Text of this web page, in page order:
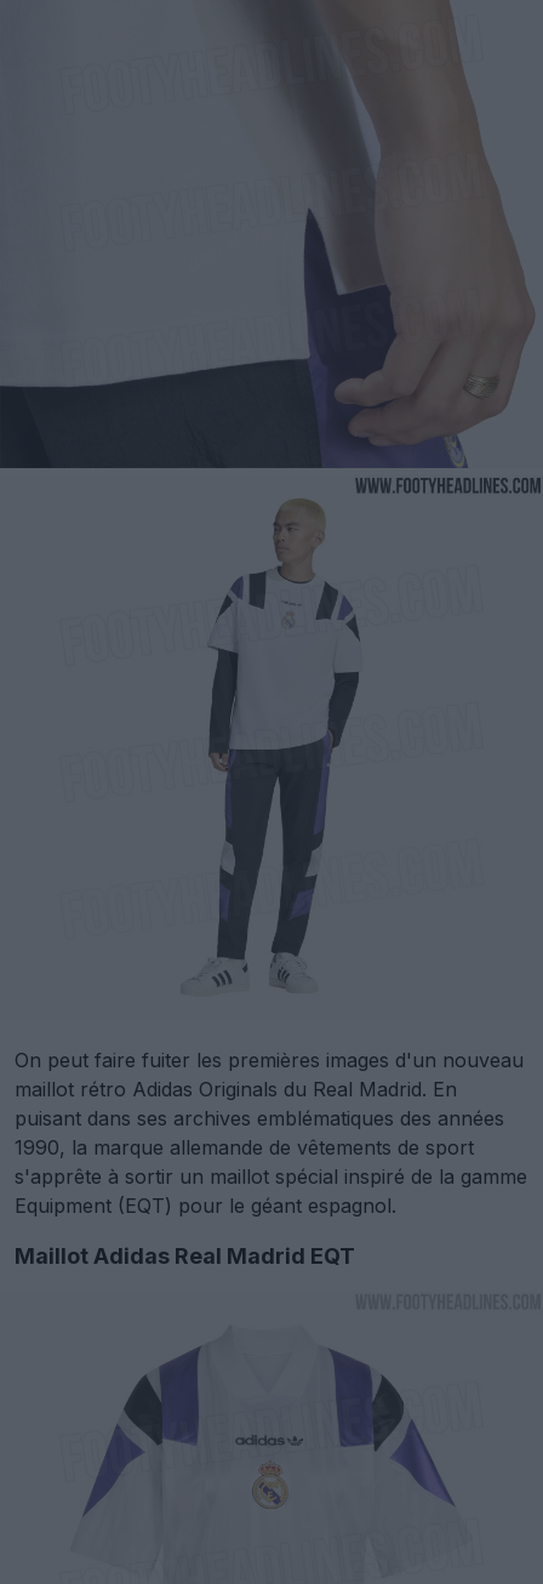
On peut faire fuiter les premières images d'un nouveau
maillot rétro Adidas Originals du Real Madrid. En
puisant dans ses archives emblématiques des années
1990, la marque allemande de vêtements de sport
s'apprête à sortir un maillot spécial inspiré de la gamme
Equipment (EQT) pour le géant espagnol.
Maillot Adidas Real Madrid EQT